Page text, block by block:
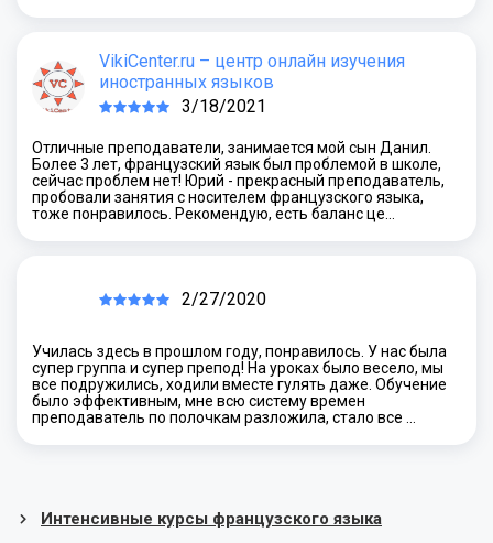
VikiCenter.ru – центр онлайн изучения
иностранных языков
3/18/2021
Отличные преподаватели, занимается мой сын Данил.
Более 3 лет, французский язык был проблемой в школе,
сейчас проблем нет! Юрий - прекрасный преподаватель,
пробовали занятия с носителем французского языка,
тоже понравилось. Рекомендую, есть баланс це…
2/27/2020
Училась здесь в прошлом году, понравилось. У нас была
супер группа и супер препод! На уроках было весело, мы
все подружились, ходили вместе гулять даже. Обучение
было эффективным, мне всю систему времен
преподаватель по полочкам разложила, стало все …
Интенсивные курсы французского языка